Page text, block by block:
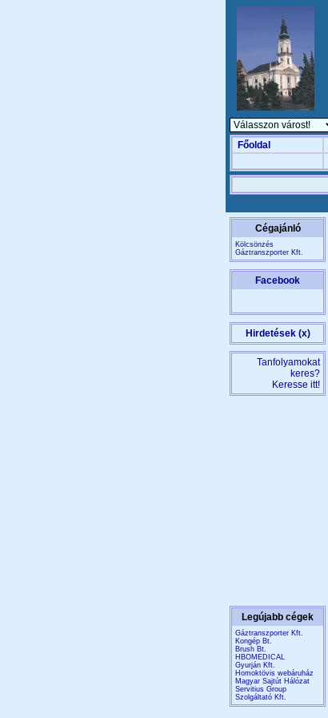
Főoldal
Cégajánló
Kölcsönzés
Gáztranszporter Kft.
Facebook
Hirdetések (x)
Tanfolyamokat
keres?
Keresse itt!
Legújabb cégek
Gáztranszporter Kft.
Kongép Bt.
Brush Bt.
HBOMEDICAL
Gyurján Kft.
Homoktövis webáruház
Magyar Sajtút Hálózat
Servitius Group
Szolgáltató Kft.